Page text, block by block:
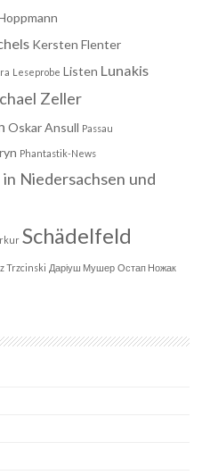
Kersten Flenter
Leseprobe Listen Lunakis
Zeller
Oskar Ansull Passau
Phantastik-News
Niedersachsen und
Schädelfeld
Trzcinski Даріуш Мушер Остап Ножак